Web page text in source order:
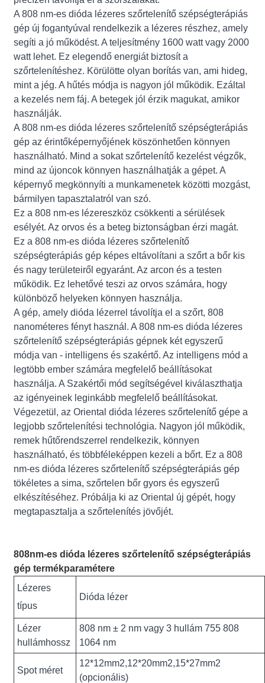
A 808 nm-es dióda lézeres szőrtelenítő szépségterápiás
gép új fogantyúval rendelkezik a lézeres részhez, amely
segíti a jó működést. A teljesítmény 1600 watt vagy 2000
watt lehet. Ez elegendő energiát biztosít a
szőrtelenítéshez. Körülötte olyan borítás van, ami hideg,
mint a jég. A hűtés módja is nagyon jól működik. Ezáltal
a kezelés nem fáj. A betegek jól érzik magukat, amikor
használják.
A 808 nm-es dióda lézeres szőrtelenítő szépségterápiás
gép az érintőképernyőjének köszönhetően könnyen
használható. Mind a sokat szőrtelenítő kezelést végzők,
mind az újoncok könnyen használhatják a gépet. A
képernyő megkönnyíti a munkamenetek közötti mozgást,
bármilyen tapasztalatról van szó.
Ez a 808 nm-es lézereszköz csökkenti a sérülések
esélyét. Az orvos és a beteg biztonságban érzi magát.
Ez a 808 nm-es dióda lézeres szőrtelenítő
szépségterápiás gép képes eltávolítani a szőrt a bőr kis
és nagy területeiről egyaránt. Az arcon és a testen
működik. Ez lehetővé teszi az orvos számára, hogy
különböző helyeken könnyen használja.
A gép, amely dióda lézerrel távolítja el a szőrt, 808
nanométeres fényt használ. A 808 nm-es dióda lézeres
szőrtelenítő szépségterápiás gépnek két egyszerű
módja van - intelligens és szakértő. Az intelligens mód a
legtöbb ember számára megfelelő beállításokat
használja. A Szakértői mód segítségével kiválaszthatja
az igényeinek leginkább megfelelő beállításokat.
Végezetül, az Oriental dióda lézeres szőrtelenítő gépe a
legjobb szőrtelenítési technológia. Nagyon jól működik,
remek hűtőrendszerrel rendelkezik, könnyen
használható, és többféleképpen kezeli a bőrt. Ez a 808
nm-es dióda lézeres szőrtelenítő szépségterápiás gép
tökéletes a sima, szőrtelen bőr gyors és egyszerű
elkészítéséhez. Próbálja ki az Oriental új gépét, hogy
megtapasztalja a szőrtelenítés jövőjét.
808nm-es dióda lézeres szőrtelenítő szépségterápiás
gép termékparamétere
Lézeres
típus
Dióda lézer
Lézer
hullámhossz
808 nm ± 2 nm vagy 3 hullám 755 808
1064 nm
Spot méret
12*12mm2,12*20mm2,15*27mm2
(opcionális)